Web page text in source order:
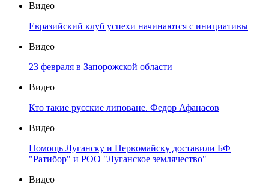
Видео
Евразийский клуб успехи начинаются с инициативы
Видео
23 февраля в Запорожской области
Видео
Кто такие русские липоване. Федор Афанасов
Видео
Помощь Луганску и Первомайску доставили БФ
"Ратибор" и РОО "Луганское землячество"
Видео